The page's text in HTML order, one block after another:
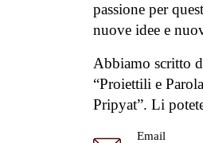
passione per
nuove idee e
Abbiamo scritto
“Proiettili e
Pripyat”. Li
Email